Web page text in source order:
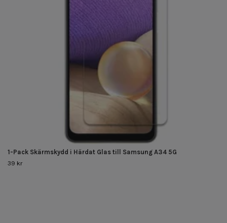
1-Pack Skärmskydd i Härdat Glas till Samsung A34 5G
39 kr